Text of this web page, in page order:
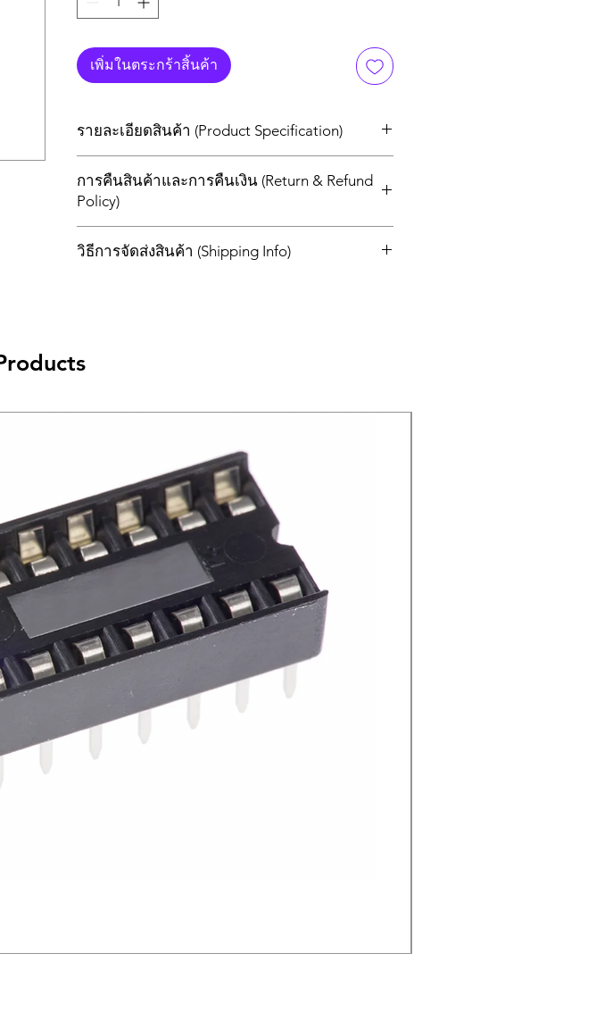
เพิ่มในตระกร้าสิ้นค้า
รายละเอียดสินค้า (Product Specification)
การคืนสินค้าและการคืนเงิน (Return & Refund
Policy)
บิลเงินสด โดยต้องแนบใบแจ้งหนี้เดิมและอยู่ในบรรจุภัณฑ์
สินค้าได้ก่อนที่ลูกค้าจะสั่งซื้อ ลูกค้าจะไม่สามารถคืนสินค้า
5. ลูกค้าต้องรับรองและรับประกันว่าผลิตภัณฑ์ที่ส่งคืน
ทั้งหมดถูกซื้อจากทางบริษัท
วิธีการจัดส่งสินค้า (Shipping Info)